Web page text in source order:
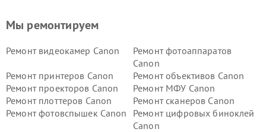
Мы ремонтируем
Ремонт видеокамер Canon
Ремонт фотоаппаратов
Canon
Ремонт принтеров Canon
Ремонт объективов Canon
Ремонт проекторов Canon
Ремонт МФУ Canon
Ремонт плоттеров Canon
Ремонт сканеров Canon
Ремонт фотовспышек Canon
Ремонт цифровых биноклей
Canon